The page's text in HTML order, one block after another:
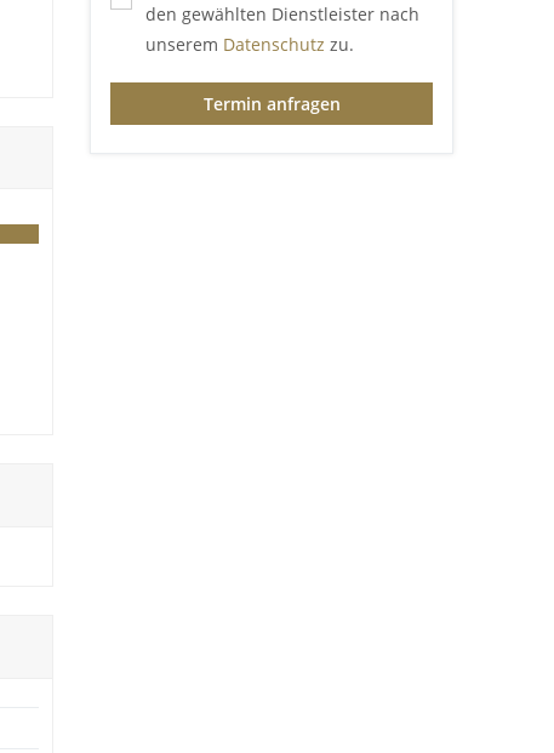
den gewählten Dienstleister nach
unserem Datenschutz zu.
Termin anfragen